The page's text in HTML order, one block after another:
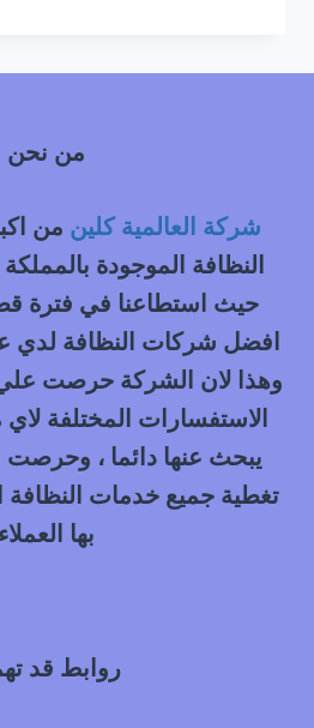
بالبخار
|
0548145142
من نحن
شركة العالمية كلين من
النظافة الموجودة
حيث استطاعنا في فترة
افضل شركات النظافة لدي
وهذا لان الشركة حرصت
الاستفسارات المختلفة لاي
يبحث عنها دائما ،
تغطية جميع خدمات النظافة
بها العملاء
روابط قد